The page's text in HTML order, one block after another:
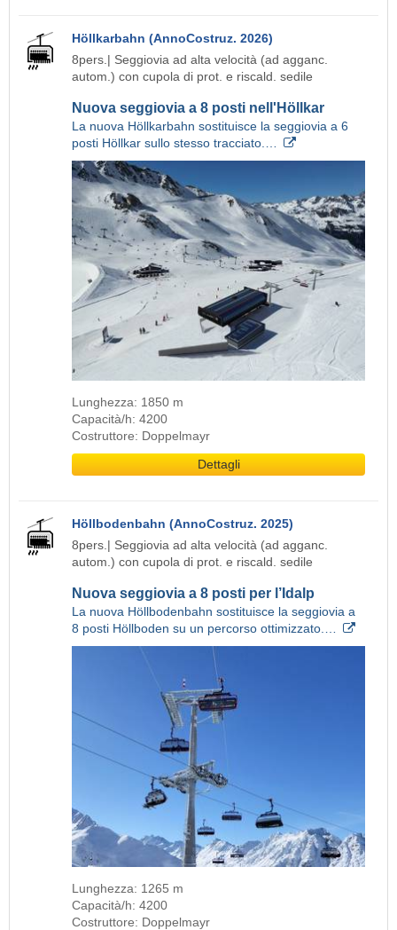
Höllkarbahn (AnnoCostruz. 2026)
8pers.| Seggiovia ad alta velocità (ad agganc.
autom.) con cupola di prot. e riscald. sedile
Nuova seggiovia a 8 posti nell'Höllkar
La nuova Höllkarbahn sostituisce la seggiovia a 6
posti Höllkar sullo stesso tracciato.…
Lunghezza: 1850 m
Capacità/h: 4200
Costruttore: Doppelmayr
Dettagli
Höllbodenbahn (AnnoCostruz. 2025)
8pers.| Seggiovia ad alta velocità (ad agganc.
autom.) con cupola di prot. e riscald. sedile
Nuova seggiovia a 8 posti per l’Idalp
La nuova Höllbodenbahn sostituisce la seggiovia a
8 posti Höllboden su un percorso ottimizzato.…
Lunghezza: 1265 m
Capacità/h: 4200
Costruttore: Doppelmayr